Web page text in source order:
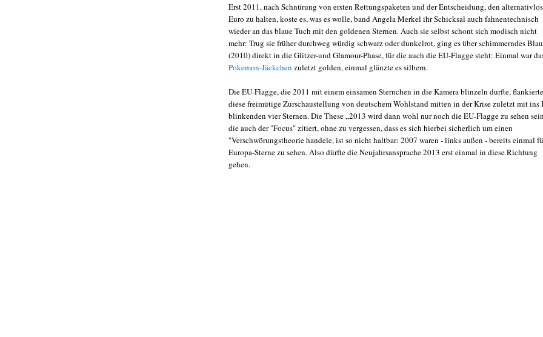
Erst 2011, nach Schnürung von ersten Rettungspaketen und der Entscheidung, den
Euro zu halten, koste es, was es wolle, band Angela Merkel ihr Schicksal auch fahnentechnisch
wieder an das blaue Tuch mit den goldenen Sternen. Auch sie selbst schont sich modisch nicht
mehr: Trug sie früher durchweg würdig schwarz oder dunkelrot, ging es über schimmerndes Blau
(2010) direkt in die Glitzer-und Glamour-Phase, für die auch die EU-Flagge steht: Einmal war
Pokemon-Jäckchen zuletzt golden, einmal glänzte es silbern.
Die EU-Flagge, die 2011 mit einem einsamen Sternchen in die Kamera blinzeln durfte, flankierte
diese freimütige Zurschaustellung von deutschem Wohlstand mitten in der Krise zuletzt mit
blinkenden vier Sternen. Die These „2013 wird dann wohl nur noch die EU-Flagge zu sehen
die auch der "Focus" zitiert, ohne zu vergessen, dass es sich hierbei sicherlich um einen
"Verschwörungstheorie handele, ist so nicht haltbar: 2007 waren - links außen - bereits einmal
Europa-Sterne zu sehen. Also dürfte die Neujahrsansprache 2013 erst einmal in diese Richtung
gehen.